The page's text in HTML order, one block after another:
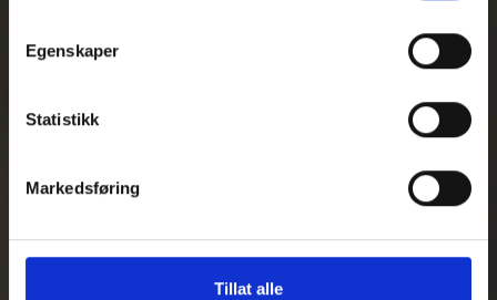
Egenskaper
Statistikk
Markedsføring
Tillat alle